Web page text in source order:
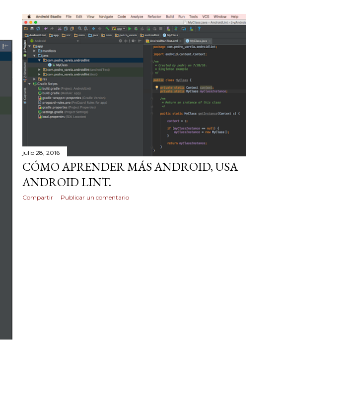
julio 28, 2016
CÓMO APRENDER MÁS ANDROID, USA
ANDROID LINT.
Compartir Publicar un comentario